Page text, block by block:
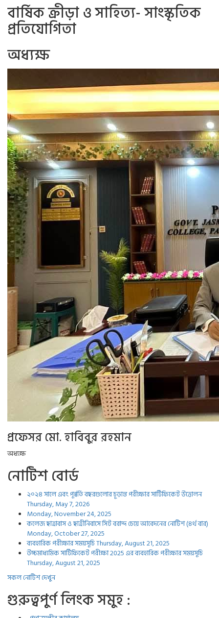
বার্ষিক ক্রীড়া ও সাহিত্য- সাংস্কৃতিক
প্রতিযোগিতা
অধ্যক্ষ
প্রফেসর মো. হাবিবুর রহমান
অধ্যক্ষ
নোটিশ বোর্ড
২০২৪ সালে এবং পূর্ব্বর্তি বছরগুলোর চূড়ান্ত পরীক্ষার সার্টিফিকেট উত্তোলন
Thursday, May 7, 2026
Monday, November 24, 2025
কলেজ ছাত্রাবাস ও ছাত্রীনিবাসে সিট বরাদ্দ চেয়ে আবেদনের নোটিশ (৪র্থ বার)
Monday, October 27, 2025
ব্যবহারিক পরীক্ষার সময়সূচিThursday, August 21, 2025
উচ্চমাধ্যমিক সার্টিফিকেট পরীক্ষা 2025 এর ব্যবহারিক পরীক্ষার সময়সূচি
Thursday, August 21, 2025
সকল নোটিশ দেখুন
গুরুত্বপুর্ণ লিংক সমুহ :